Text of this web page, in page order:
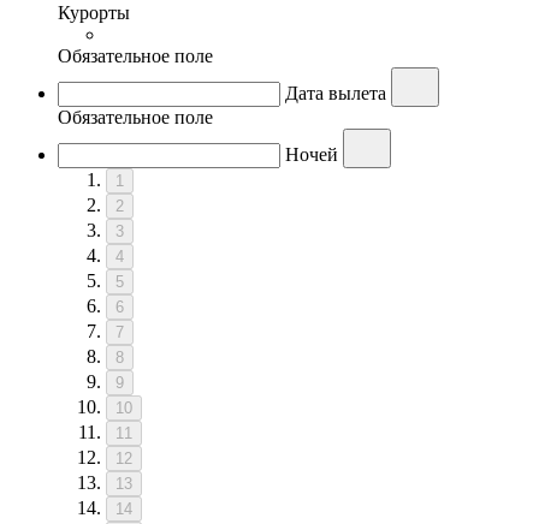
Курорты
Обязательное поле
Дата вылета
Обязательное поле
Ночей
1
2
3
4
5
6
7
8
9
10
11
12
13
14